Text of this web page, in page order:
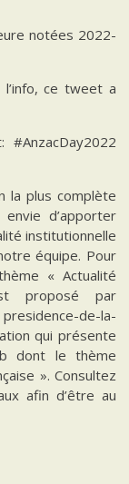
notées 2022-
ce tweet a
la plus complète
d’apporter
institutionnelle
équipe. Pour
« Actualité
proposé par
de-la-
qui présente
dont le thème
». Consultez
afin d’être au